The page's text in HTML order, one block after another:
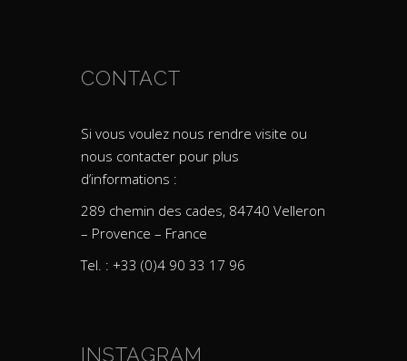
CONTACT
Si vous voulez nous rendre visite ou
nous contacter pour plus
d’informations :
289 chemin des cades, 84740 Velleron
– Provence – France
Tel. : +33 (0)4 90 33 17 96
INSTAGRAM